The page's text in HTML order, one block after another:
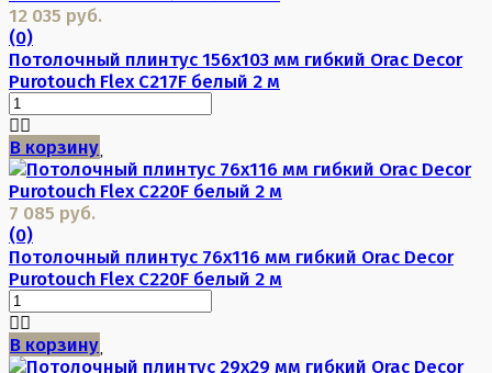
12 035 руб.
(0)
Потолочный плинтус 156х103 мм гибкий Orac Decor
Purotouch Flex C217F белый 2 м
В корзину
7 085 руб.
(0)
Потолочный плинтус 76х116 мм гибкий Orac Decor
Purotouch Flex C220F белый 2 м
В корзину